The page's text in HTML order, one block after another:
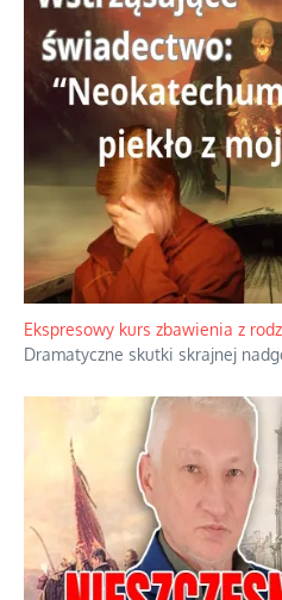
Ekspresowy kurs zbawienia z
Dramatyczne skutki skrajnej